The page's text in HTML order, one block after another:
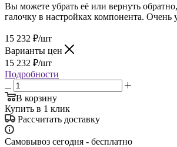
Вы можете убрать её или вернуть
галочку в настройках компонента. Очень
15 232 ₽/шт
Варианты цен
15 232 ₽/шт
Подробности
В корзину
Купить в 1 клик
Рассчитать доставку
Самовывоз сегодня - бесплатно